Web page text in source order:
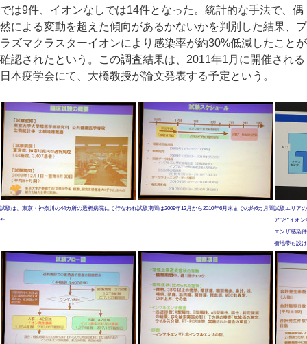
では9件、イオンなしでは14件となった。統計的な手法で、偶
然による変動を超えた傾向があるかないかを判別した結果、プ
ラズマクラスターイオンにより感染率が約30%低減したことが
確認されたという。この調査結果は、2011年1月に開催される
日本疫学会にて、大橋教授が論文発表する予定という。
試験は、東京・神奈川の44カ所の透析病院にて行なわれ
た
試験期間は2009年12月から2010年6月末までの約6カ月間試験エリア
ア”と“イオ
エンザ感染
衝地帯も設